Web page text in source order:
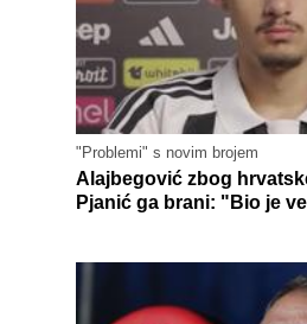
"Problemi" s novim brojem
Alajbegović zbog
Pjanić ga brani: "Bio je